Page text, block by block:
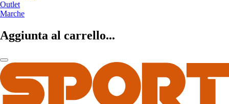
Outlet
Marche
Aggiunta al carrello...